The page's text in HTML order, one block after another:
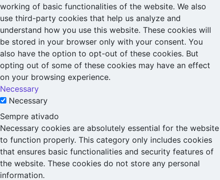
working of basic functionalities of the website. We also
use third-party cookies that help us analyze and
understand how you use this website. These cookies will
be stored in your browser only with your consent. You
also have the option to opt-out of these cookies. But
opting out of some of these cookies may have an effect
on your browsing experience.
Necessary
Necessary
Sempre ativado
Necessary cookies are absolutely essential for the website
to function properly. This category only includes cookies
that ensures basic functionalities and security features of
the website. These cookies do not store any personal
information.